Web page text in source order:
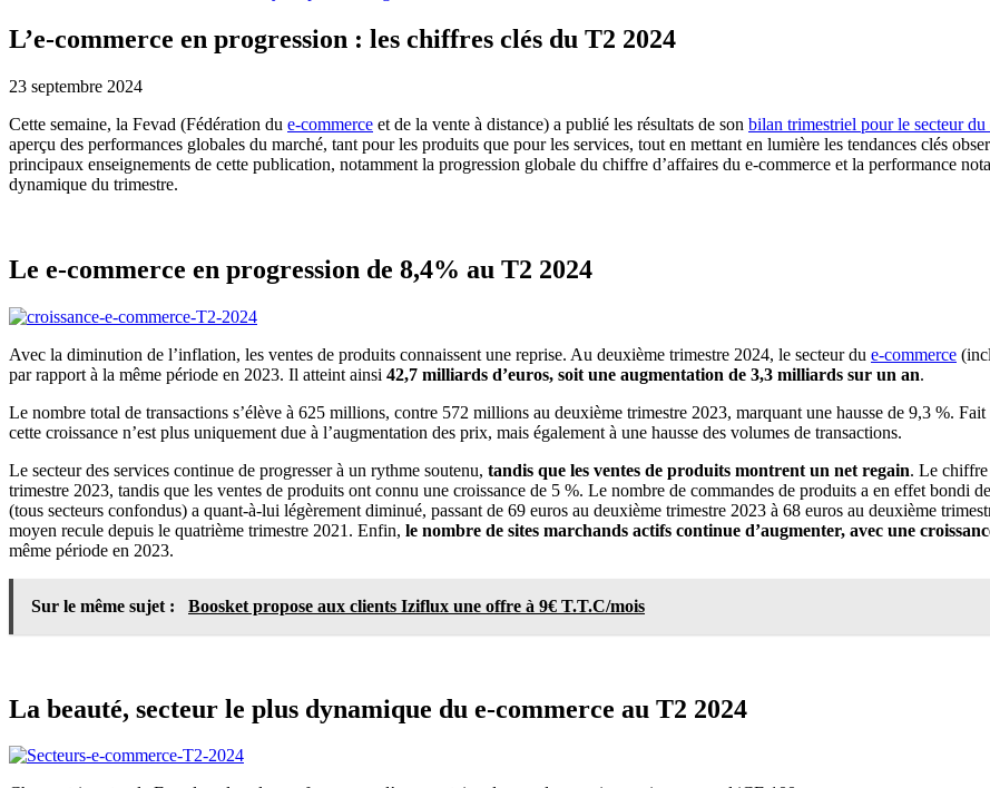
L’e-commerce en progression : les chiffres clés du T2 2024
23 septembre 2024
Cette semaine, la Fevad (Fédération du e-commerce et de la vente à distance) a publié les résultats de son bilan trimestriel pour le secteur
aperçu des performances globales du marché, tant pour les produits que pour les services, tout en mettant en lumière les tendances clés
principaux enseignements de cette publication, notamment la progression globale du chiffre d’affaires du e-commerce et la performance
dynamique du trimestre.
Le e-commerce en progression de 8,4% au T2 2024
Avec la diminution de l’inflation, les ventes de produits connaissent une reprise. Au deuxième trimestre 2024, le secteur du e-commerce
par rapport à la même période en 2023. Il atteint ainsi 42,7 milliards d’euros, soit une augmentation de 3,3 milliards sur un an.
Le nombre total de transactions s’élève à 625 millions, contre 572 millions au deuxième trimestre 2023, marquant une hausse de 9,3 %.
cette croissance n’est plus uniquement due à l’augmentation des prix, mais également à une hausse des volumes de transactions.
Le secteur des services continue de progresser à un rythme soutenu, tandis que les ventes de produits montrent un net regain. Le chiffre
trimestre 2023, tandis que les ventes de produits ont connu une croissance de 5 %. Le nombre de commandes de produits a en effet bondi
(tous secteurs confondus) a quant-à-lui légèrement diminué, passant de 69 euros au deuxième trimestre 2023 à 68 euros au deuxième
moyen recule depuis le quatrième trimestre 2021. Enfin, le nombre de sites marchands actifs continue d’augmenter, avec une
même période en 2023.
Sur le même sujet : Boosket propose aux clients Iziflux une offre à 9€ T.T.C/mois
La beauté, secteur le plus dynamique du e-commerce au T2 2024